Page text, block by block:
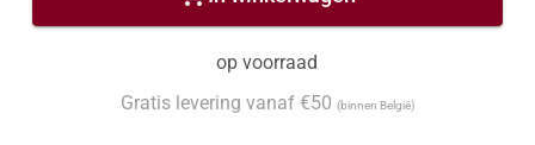
op voorraad
Gratis levering vanaf €50 (binnen België)